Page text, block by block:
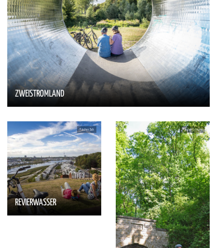
ZWEISTROMLAND
REVIERWASSER